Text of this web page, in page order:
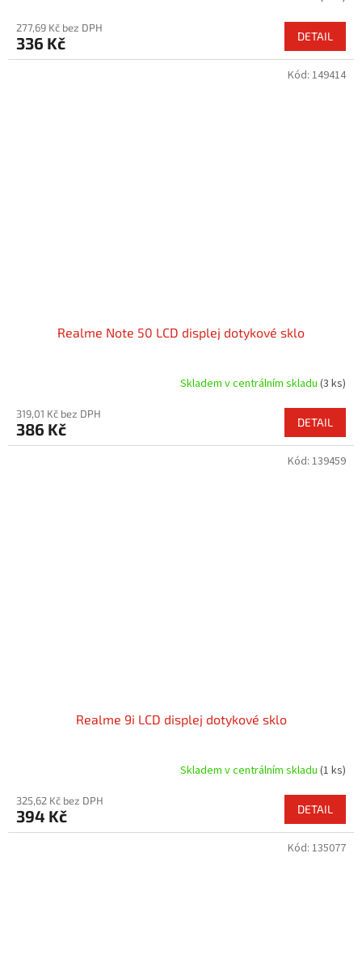
277,69 Kč bez DPH
336 Kč DETAIL
Realme Note 50 LCD displej dotykové sklo
Skladem v centrálním skladu (3 ks)
319,01 Kč bez DPH
386 Kč DETAIL
Kód: 149414
Realme 9i LCD displej dotykové sklo
Skladem v centrálním skladu (1 ks)
325,62 Kč bez DPH
394 Kč DETAIL
Kód: 139459
Kód: 135077